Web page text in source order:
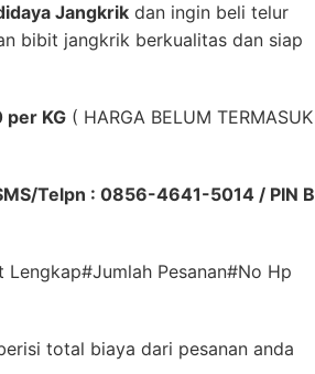
Jangkrik dan ingin beli telur
bibit jangkrik berkualitas dan siap
per KG ( HARGA BELUM TERMASUK
Telpn : 0856-4641-5014 / PIN
Lengkap#Jumlah Pesanan#No Hp
total biaya dari pesanan anda